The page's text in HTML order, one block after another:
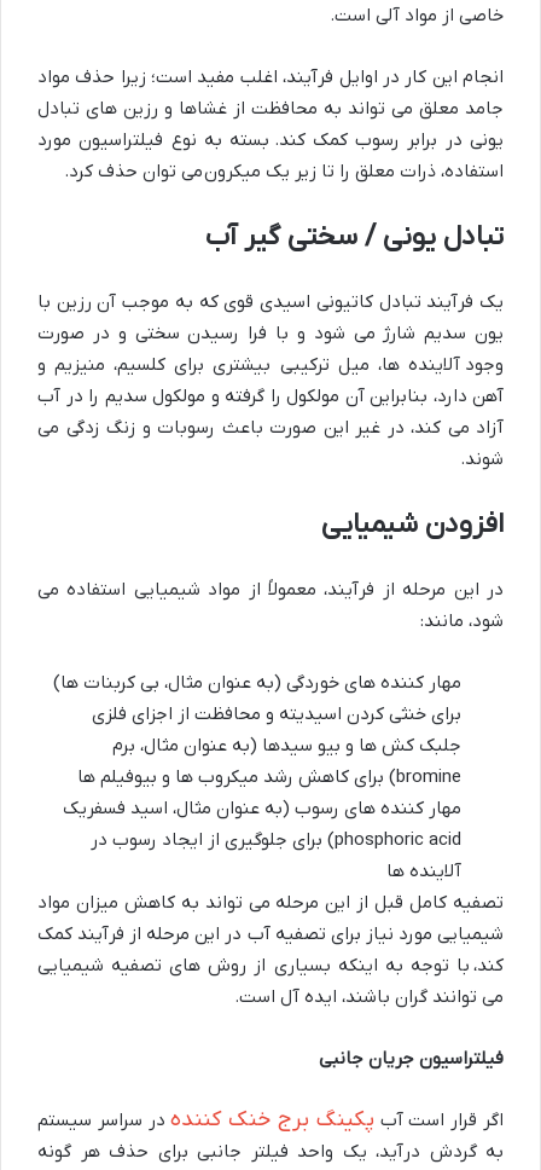
خاصی از مواد آلی است.
انجام این کار در اوایل فرآیند، اغلب مفید است؛ زیرا حذف مواد
جامد معلق می تواند به محافظت از غشاها و رزین های تبادل
یونی در برابر رسوب کمک کند. بسته به نوع فیلتراسیون مورد
استفاده، ذرات معلق را تا زیر یک میکرون می توان حذف کرد.
تبادل یونی / سختی گیر آب
یک فرآیند تبادل کاتیونی اسیدی قوی که به موجب آن رزین با
یون سدیم شارژ می شود و با فرا رسیدن سختی و در صورت
وجود آلاینده ها، میل ترکیبی بیشتری برای کلسیم، منیزیم و
آهن دارد، بنابراین آن مولکول را گرفته و مولکول سدیم را در آب
آزاد می کند، در غیر این صورت باعث رسوبات و زنگ زدگی می
شوند.
افزودن شیمیایی
در این مرحله از فرآیند، معمولاً از مواد شیمیایی استفاده می
شود، مانند:
مهار کننده های خوردگی (به عنوان مثال، بی کربنات ها)
برای خنثی کردن اسیدیته و محافظت از اجزای فلزی
جلبک کش ها و بیو سیدها (به عنوان مثال، برم
bromine) برای کاهش رشد میکروب ها و بیوفیلم ها
مهار کننده های رسوب (به عنوان مثال، اسید فسفریک
phosphoric acid) برای جلوگیری از ایجاد رسوب در
آلاینده ها
تصفیه کامل قبل از این مرحله می تواند به کاهش میزان مواد
شیمیایی مورد نیاز برای تصفیه آب در این مرحله از فرآیند کمک
کند، با توجه به اینکه بسیاری از روش های تصفیه شیمیایی
می توانند گران باشند، ایده آل است.
فیلتراسیون جریان جانبی
اگر قرار است آب پکینگ برج خنک کنندهدر سراسر سیستم
به گردش درآید، یک واحد فیلتر جانبی برای حذف هر گونه